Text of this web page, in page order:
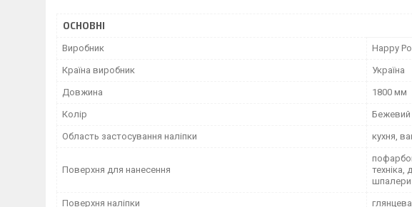
ОСНОВНІ
Виробник Happy
Країна виробник Україна
Довжина 1800 мм
Колір Бежевий
Область застосування наліпки кухня,
Поверхня для нанесення
техніка,
шпалери
Поверхня наліпки глянцева